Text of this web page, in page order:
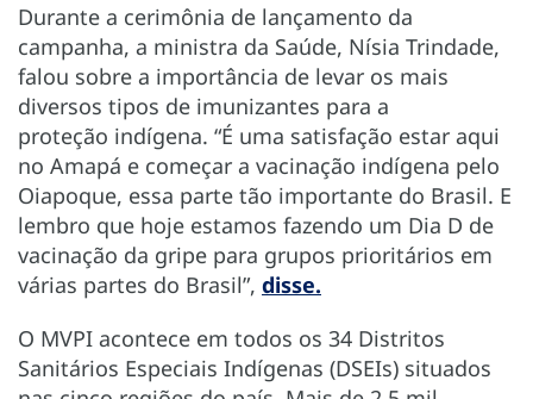
Durante a cerimônia de lançamento da
campanha, a ministra da Saúde, Nísia Trindade,
falou sobre a importância de levar os mais
diversos tipos de imunizantes para a
proteção indígena. “É uma satisfação estar aqui
no Amapá e começar a vacinação indígena pelo
Oiapoque, essa parte tão importante do Brasil. E
lembro que hoje estamos fazendo um Dia D de
vacinação da gripe para grupos prioritários em
várias partes do Brasil”, disse.
O MVPI acontece em todos os 34 Distritos
Sanitários Especiais Indígenas (DSEIs) situados